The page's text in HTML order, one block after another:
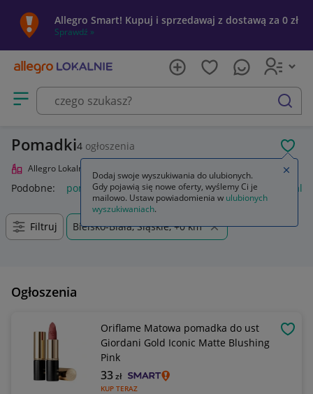
Allegro Smart! Kupuj i sprzedawaj z dostawą za 0 zł
Sprawdź »
Otwórz menu z kategoriami
szukaj
Pomadki4 ogłoszenia
Allegro Lokalnie
Podobne: pomadka pomadka maybelline pomadka loreal
Filtruj Bielsko-Biała, Śląskie, +0 km
Ogłoszenia
Oriflame Matowa pomadka do ust
Giordani Gold Iconic Matte Blushing
Pink
KUP TERAZ
33zł
Dodaj swoje wyszukiwania do ulubionych.
Gdy pojawią się nowe oferty, wyślemy Ci je
mailowo. Ustaw powiadomienia w ulubionych
wyszukiwaniach.